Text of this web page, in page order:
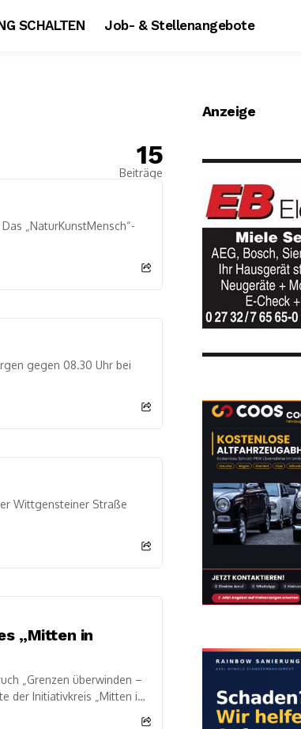
SCHALTEN Job- & Stellenangebote
15
Beiträge
„NaturKunstMensch“-
gegen 08.30 Uhr bei
Wittgensteiner Straße
„Mitten in
„Grenzen überwinden –
der Initiativkreis „Mitten in
Anzeige